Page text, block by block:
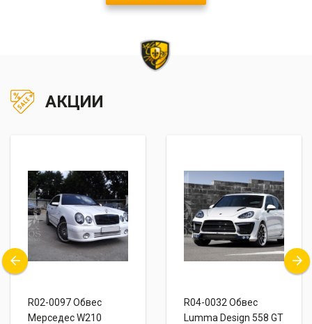
АКЦИИ
R02-0097 Обвес
Мерседес W210
R04-0032 Обвес
Lumma Design 558 GT